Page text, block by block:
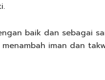
baik dan sebagai
iman dan